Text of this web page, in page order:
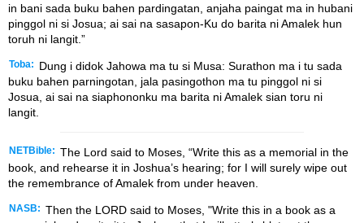
in bani sada buku bahen pardingatan, anjaha paingat ma in hubani
pinggol ni si Josua; ai sai na sasapon-Ku do barita ni Amalek hun
toruh ni langit.”
Toba:
Dung i didok Jahowa ma tu si Musa: Surathon ma i tu sada
buku bahen parningotan, jala pasingothon ma tu pinggol ni si
Josua, ai sai na siaphononku ma barita ni Amalek sian toru ni
langit.
NETBible: The Lord said to Moses, “Write this as a memorial in the
book, and rehearse it in Joshua’s hearing; for I will surely wipe out
the remembrance of Amalek from under heaven.
NASB: Then the LORD said to Moses, "Write this in a book as a